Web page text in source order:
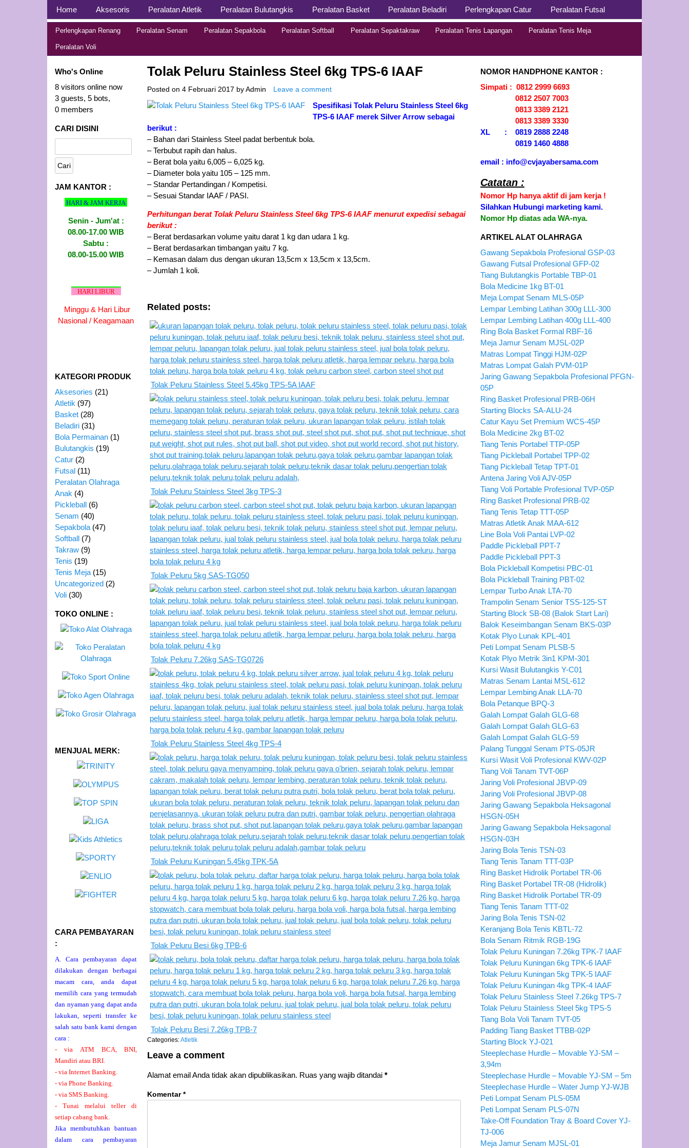
Page 1
Home Aksesoris Peralatan Atletik Peralatan Bulutangkis Peralatan Basket Peralatan Beladiri Perlengkapan Catur Peralatan Futsal
Distributor Alat Olahraga
Jual Alat Olahraga Murah, Lengkap dan Berkualitas
Page 2
Perlengkapan Renang Peralatan Senam Peralatan Sepakbola Peralatan Softball Peralatan Sepaktakraw Peralatan Tenis Lapangan Peralatan Tenis Meja
Peralatan Voli
Tolak Peluru Stainless Steel 6kg TPS-6 IAAF
Posted on 4 Februari 2017 by Admin Leave a comment
Spesifikasi Tolak Peluru Stainless Steel 6kg
TPS-6 IAAF merek Silver Arrow sebagai
berikut :
– Bahan dari Stainless Steel padat berbentuk bola.
– Terbubut rapih dan halus.
– Berat bola yaitu 6,005 – 6,025 kg.
– Diameter bola yaitu 105 – 125 mm.
– Standar Pertandingan / Kompetisi.
– Sesuai Standar IAAF / PASI.
Perhitungan berat Tolak Peluru Stainless Steel 6kg TPS-6 IAAF menurut expedisi sebagai
berikut :
– Berat berdasarkan volume yaitu darat 1 kg dan udara 1 kg.
– Berat berdasarkan timbangan yaitu 7 kg.
– Kemasan dalam dus dengan ukuran 13,5cm x 13,5cm x 13,5cm.
– Jumlah 1 koli.
Related posts:
Tolak Peluru Stainless Steel 5.45kg TPS-5A IAAF
Tolak Peluru Stainless Steel 3kg TPS-3
Tolak Peluru 5kg SAS-TG050
Tolak Peluru 7.26kg SAS-TG0726
Tolak Peluru Stainless Steel 4kg TPS-4
Tolak Peluru Kuningan 5.45kg TPK-5A
Tolak Peluru Besi 6kg TPB-6
Tolak Peluru Besi 7.26kg TPB-7
Categories:Atletik
Leave a comment
Alamat email Anda tidak akan dipublikasikan. Ruas yang wajib ditandai *
Komentar *
Who's Online
8 visitors online now
3 guests, 5 bots,
0 members
CARI DISINI
JAM KANTOR :
HARI & JAM KERJA
Senin - Jum'at :
08.00-17.00 WIB
Sabtu :
08.00-15.00 WIB
HARI LIBUR
Minggu & Hari Libur
Nasional / Keagamaan
KATEGORI PRODUK
Aksesories (21)
Atletik (97)
Basket (28)
Beladiri (31)
Bola Permainan (1)
Bulutangkis (19)
Catur (2)
Futsal (11)
Peralatan Olahraga
Anak (4)
Pickleball (6)
Senam (40)
Sepakbola (47)
Softball (7)
Takraw (9)
Tenis (19)
Tenis Meja (15)
Uncategorized (2)
Voli (30)
TOKO ONLINE :
MENJUAL MERK:
CARA PEMBAYARAN
:
A. Cara pembayaran dapat
dilakukan dengan berbagai
macam cara, anda dapat
memilih cara yang termudah
dan nyaman yang dapat anda
lakukan, seperti transfer ke
salah satu bank kami dengan
cara :
- via ATM BCA, BNI,
Mandiri atau BRI.
- via Internet Banking.
- via Phone Banking.
- via SMS Banking.
- Tunai melalui teller di
setiap cabang bank.
Jika membutuhkan bantuan
dalam cara pembayaran
NOMOR HANDPHONE KANTOR :
Simpati : 0812 2999 6693
0812 2507 7003
0813 3389 2121
0813 3389 3330
XL : 0819 2888 2248
0819 1460 4888
email : info@cvjayabersama.com
Catatan :
Nomor Hp hanya aktif di jam kerja !
Silahkan Hubungi marketing kami.
Nomor Hp diatas ada WA-nya.
ARTIKEL ALAT OLAHRAGA
Gawang Sepakbola Profesional GSP-03
Gawang Futsal Profesional GFP-02
Tiang Bulutangkis Portable TBP-01
Bola Medicine 1kg BT-01
Meja Lompat Senam MLS-05P
Lempar Lembing Latihan 300g LLL-300
Lempar Lembing Latihan 400g LLL-400
Ring Bola Basket Formal RBF-16
Meja Jamur Senam MJSL-02P
Matras Lompat Tinggi HJM-02P
Matras Lompat Galah PVM-01P
Jaring Gawang Sepakbola Profesional PFGN-
05P
Ring Basket Profesional PRB-06H
Starting Blocks SA-ALU-24
Catur Kayu Set Premium WCS-45P
Bola Medicine 2kg BT-02
Tiang Tenis Portabel TTP-05P
Tiang Pickleball Portabel TPP-02
Tiang Pickleball Tetap TPT-01
Antena Jaring Voli AJV-05P
Tiang Voli Portable Profesional TVP-05P
Ring Basket Profesional PRB-02
Tiang Tenis Tetap TTT-05P
Matras Atletik Anak MAA-612
Line Bola Voli Pantai LVP-02
Paddle Pickleball PPT-7
Paddle Pickleball PPT-3
Bola Pickleball Kompetisi PBC-01
Bola Pickleball Training PBT-02
Lempar Turbo Anak LTA-70
Trampolin Senam Senior TSS-125-ST
Starting Block SB-08 (Balok Start Lari)
Balok Keseimbangan Senam BKS-03P
Kotak Plyo Lunak KPL-401
Peti Lompat Senam PLSB-5
Kotak Plyo Metrik 3in1 KPM-301
Kursi Wasit Bulutangkis Y-C01
Matras Senam Lantai MSL-612
Lempar Lembing Anak LLA-70
Bola Petanque BPQ-3
Galah Lompat Galah GLG-68
Galah Lompat Galah GLG-63
Galah Lompat Galah GLG-59
Palang Tunggal Senam PTS-05JR
Kursi Wasit Voli Profesional KWV-02P
Tiang Voli Tanam TVT-06P
Jaring Voli Profesional JBVP-09
Jaring Voli Profesional JBVP-08
Jaring Gawang Sepakbola Heksagonal
HSGN-05H
Jaring Gawang Sepakbola Heksagonal
HSGN-03H
Jaring Bola Tenis TSN-03
Tiang Tenis Tanam TTT-03P
Ring Basket Hidrolik Portabel TR-06
Ring Basket Portabel TR-08 (Hidrolik)
Ring Basket Hidrolik Portabel TR-09
Tiang Tenis Tanam TTT-02
Jaring Bola Tenis TSN-02
Keranjang Bola Tenis KBTL-72
Bola Senam Ritmik RGB-19G
Tolak Peluru Kuningan 7.26kg TPK-7 IAAF
Tolak Peluru Kuningan 6kg TPK-6 IAAF
Tolak Peluru Kuningan 5kg TPK-5 IAAF
Tolak Peluru Kuningan 4kg TPK-4 IAAF
Tolak Peluru Stainless Steel 7.26kg TPS-7
Tolak Peluru Stainless Steel 5kg TPS-5
Tiang Bola Voli Tanam TVT-05
Padding Tiang Basket TTBB-02P
Starting Block YJ-021
Steeplechase Hurdle – Movable YJ-SM –
3,94m
Steeplechase Hurdle – Movable YJ-SM – 5m
Steeplechase Hurdle – Water Jump YJ-WJB
Peti Lompat Senam PLS-05M
Peti Lompat Senam PLS-07N
Take-Off Foundation Tray & Board Cover YJ-
TJ-006
Meja Jamur Senam MJSL-01